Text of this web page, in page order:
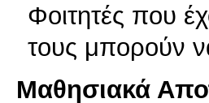
Φοιτητές που
τους μπορούν
Μαθησιακά